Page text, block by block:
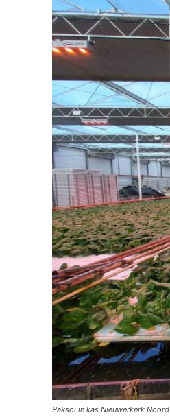
Paksoi in kas Nieuwerkerk Noord